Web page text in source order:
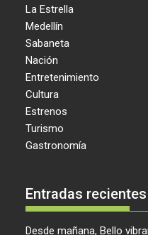
La Estrella
Medellín
Sabaneta
Nación
Entretenimiento
Cultura
Estrenos
Turismo
Gastronomía
Entradas recientes
Desde mañana, Bello